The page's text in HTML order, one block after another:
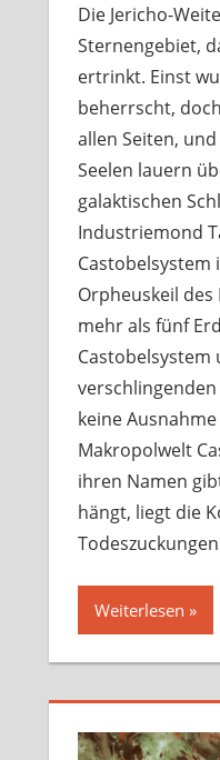
Die Jericho-
Sternengebiet,
ertrinkt. Einst
beherrscht,
allen Seiten,
Seelen lauern
galaktischen
Industriemond
Castobelsystem
Orpheuskeil des
mehr als fünf
keine
Makropolwelt
ihren Namen
hängt, liegt die
Weiterlesen